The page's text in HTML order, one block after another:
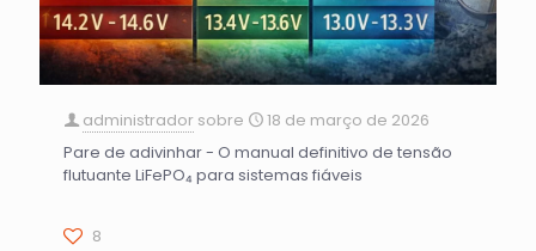
administrador sobre
18 de março de 2026
Pare de adivinhar - O manual definitivo de tensão
flutuante LiFePO₄ para sistemas fiáveis
8